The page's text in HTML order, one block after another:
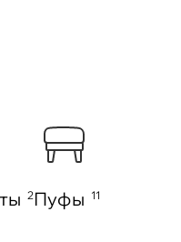
2Пуфы 11